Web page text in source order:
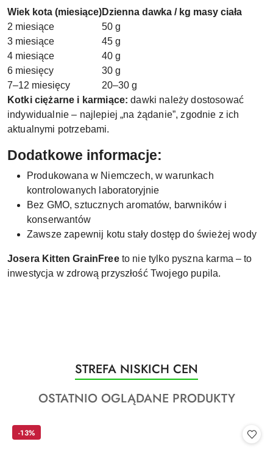
Wiek kota (miesiące)Dzienna dawka / kg masy ciała
2 miesiące
50 g
3 miesiące
45 g
4 miesiące
40 g
6 miesięcy
30 g
7–12 miesięcy
20–30 g
Kotki ciężarne i karmiące: dawki należy dostosować
indywidualnie – najlepiej „na żądanie”, zgodnie z ich
aktualnymi potrzebami.
Dodatkowe informacje:
Produkowana w Niemczech, w warunkach
kontrolowanych laboratoryjnie
Bez GMO, sztucznych aromatów, barwników i
konserwantów
Zawsze zapewnij kotu stały dostęp do świeżej wody
Josera Kitten GrainFreeto nie tylko pyszna karma – to
inwestycja w zdrową przyszłość Twojego pupila.
Pomiń karuzelę produktów
Produkty
o
statusie:
STREFA NISKICH CEN
Produkty
statusie:
OSTATNIO OGLĄDANE PRODUKTY
-13%